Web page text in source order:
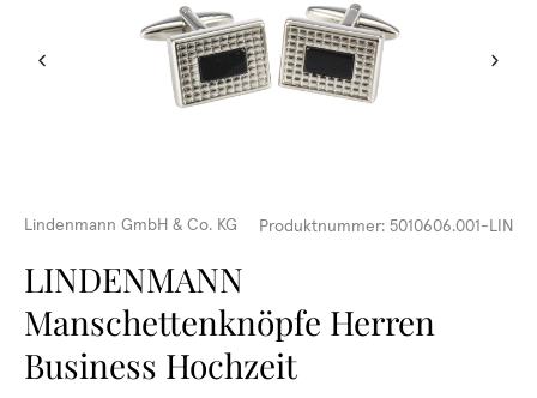
Lindenmann GmbH & Co. KG Produktnummer: 5010606.001-LIN
LINDENMANN
Manschettenknöpfe Herren
Business Hochzeit